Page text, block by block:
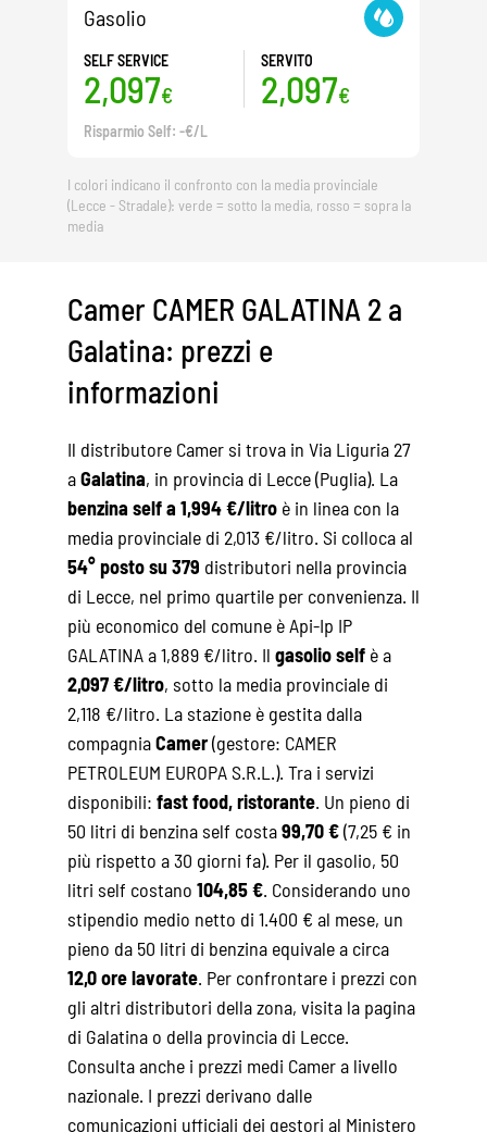
Gasolio
SELF SERVICE
2,097€
SERVITO
2,097€
Risparmio Self: -€/L
I colori indicano il confronto con la media provinciale
(Lecce - Stradale): verde = sotto la media, rosso = sopra la
media
Camer CAMER GALATINA 2 a
Galatina: prezzi e
informazioni
Il distributore Camer si trova in Via Liguria 27
aGalatina, in provincia di Lecce (Puglia). La
benzina self a 1,994 €/litro è in linea con la
media provinciale di 2,013 €/litro. Si colloca al
54° posto su 379 distributori nella provincia
di Lecce, nel primo quartile per convenienza. Il
più economico del comune è Api-Ip IP
GALATINA a 1,889 €/litro. Il gasolio self è a
2,097 €/litro, sotto la media provinciale di
2,118 €/litro. La stazione è gestita dalla
compagniaCamer(gestore: CAMER
PETROLEUM EUROPA S.R.L.). Tra i servizi
disponibili: fast food, ristorante. Un pieno di
50 litri di benzina self costa99,70 €(7,25 € in
più rispetto a 30 giorni fa). Per il gasolio, 50
litri self costano 104,85 €. Considerando uno
stipendio medio netto di 1.400 € al mese, un
pieno da 50 litri di benzina equivale a circa
12,0 ore lavorate. Per confrontare i prezzi con
gli altri distributori della zona, visita la pagina
di Galatina o della provincia di Lecce.
Consulta anche i prezzi medi Camera livello
nazionale. I prezzi derivano dalle
comunicazioni ufficiali dei gestori al Ministero